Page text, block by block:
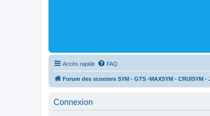
Accès rapide FAQ
Forum des scooters SYM - GTS -MAXSYM - CRUISYM -
Connexion